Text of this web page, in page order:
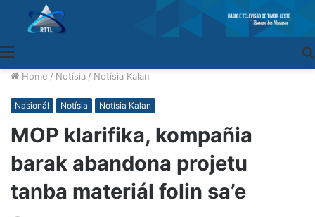
Home / Notísia / Notísia Kalan
Nasionál Notísia Notísia Kalan
MOP klarifika, kompañia
barak abandona projetu
tanba materiál folin sa’e